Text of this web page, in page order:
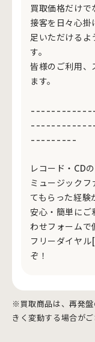
買取価格だけ
接客を日々心掛
足いただけるよ
す。
皆様のご利用、
ます。
---------
レコード・CD
ミュージックフ
てもらった経
安心・簡単にご
わせフォームで
フリーダイヤ
ぞ！
※買取商品は、再発
きく変動する場合がご